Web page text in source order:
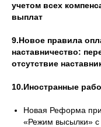
учетом всех
выплат
9.Новое правила
наставничество:
отсутствие
10.Иностранные
Новая Реформа
«Режим высылки» с